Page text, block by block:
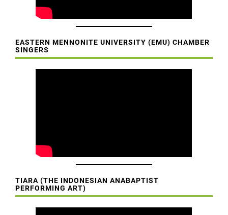
EASTERN MENNONITE UNIVERSITY (EMU) CHAMBER
SINGERS
TIARA (THE INDONESIANANABAPTIST
PERFORMINGART)